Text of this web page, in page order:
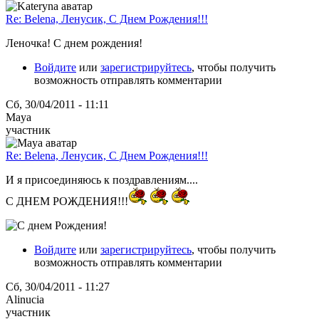
Re: Belena, Ленусик, С Днем Рождения!!!
Леночка! С днем рождения!
Войдите или зарегистрируйтесь, чтобы получить
возможность отправлять комментарии
Сб, 30/04/2011 - 11:11
Maya
участник
Re: Belena, Ленусик, С Днем Рождения!!!
И я присоединяюсь к поздравлениям....
С ДНЕМ РОЖДЕНИЯ!!!
Войдите или зарегистрируйтесь, чтобы получить
возможность отправлять комментарии
Сб, 30/04/2011 - 11:27
Alinucia
участник